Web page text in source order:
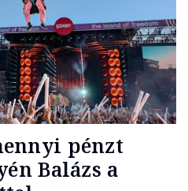
pénzt
Balázs a